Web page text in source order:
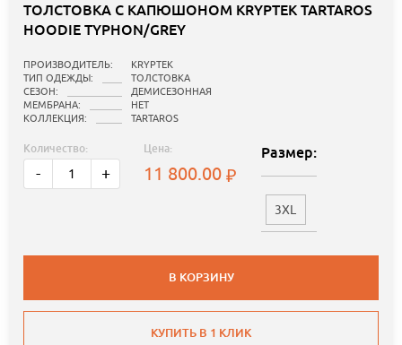
ТОЛСТОВКА С КАПЮШОНОМ KRYPTEK TARTAROS
HOODIE TYPHON/GREY
ПРОИЗВОДИТЕЛЬ:
KRYPTEK
ТИП ОДЕЖДЫ:
ТОЛСТОВКА
СЕЗОН:
ДЕМИСЕЗОННАЯ
МЕМБРАНА:
НЕТ
КОЛЛЕКЦИЯ:
TARTAROS
Количество:
- +
Цена:
11 800.00
Размер:
3XL
В КОРЗИНУ
КУПИТЬ В 1 КЛИК